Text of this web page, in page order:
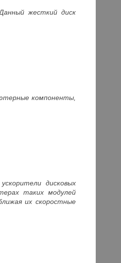
жесткий диск
компоненты,
дисковых
таких модулей
их скоростные